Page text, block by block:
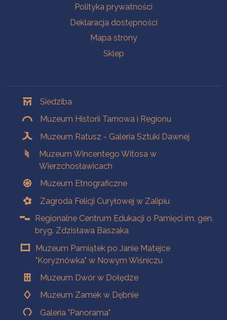
Polityka prywatności
Deklaracja dostępności
Mapa strony
Sklep
Siedziba
Muzeum Historii Tarnowa i Regionu
Muzeum Ratusz - Galeria Sztuki Dawnej
Muzeum Wincentego Witosa w
Wierzchosławicach
Muzeum Etnograficzne
Zagroda Felicji Curyłowej w Zalipiu
Regionalne Centrum Edukacji o Pamięci im. gen.
bryg. Zdzisława Baszaka
Muzeum Pamiątek po Janie Matejce
"Koryznówka" w Nowym Wiśniczu
Muzeum Dwór w Dołędze
Muzeum Zamek w Dębnie
Galeria "Panorama"